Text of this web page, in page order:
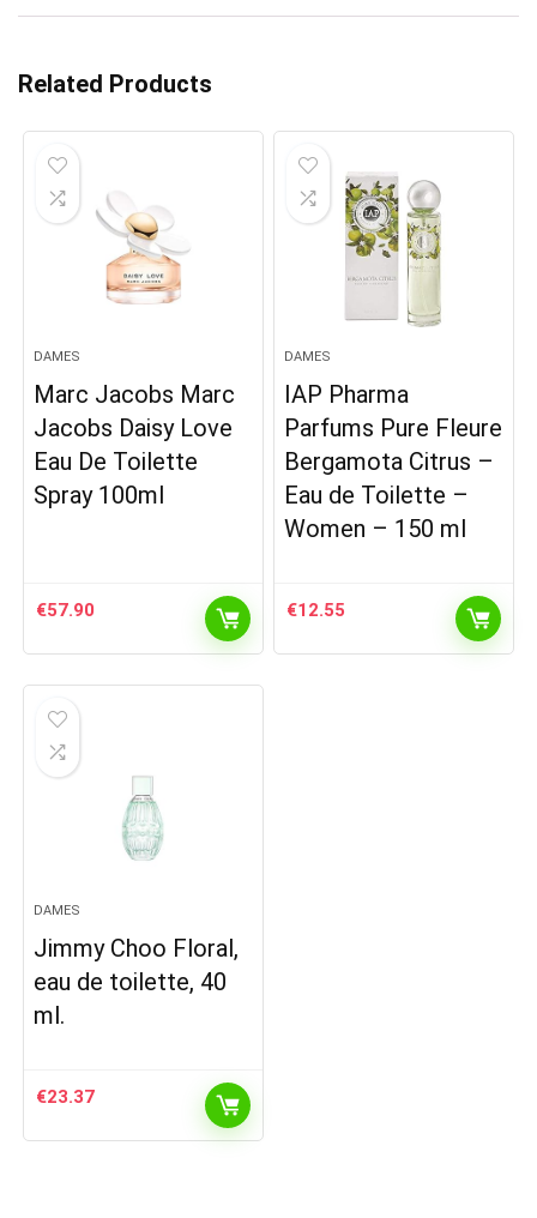
Related Products
DAMES
Marc Jacobs Marc
Jacobs Daisy Love
Eau De Toilette
Spray 100ml
€57.90
DAMES
IAP Pharma
Parfums Pure Fleure
Bergamota Citrus –
Eau de Toilette –
Women – 150 ml
€12.55
DAMES
Jimmy Choo Floral,
eau de toilette, 40
ml.
€23.37